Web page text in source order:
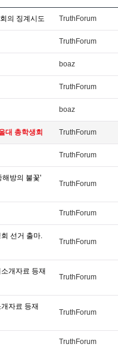
의 징계시도 TruthForum
TruthForum
boaz
TruthForum
boaz
대 총학생회 TruthForum
TruthForum
해방의 불꽃'
TruthForum
TruthForum
선거 출마.
TruthForum
개자료 등재
TruthForum
자료 등재
TruthForum
TruthForum